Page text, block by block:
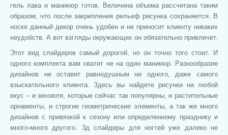
гель лака и маникюр готов. Величина объема рассчитана таким
образом, что после закрепления рельеф рисунка сохраняется. В
носке данный декор очень удобен и не приносит клиенту никаких
неудобств. А вот взгляды окружающих он обязательно привлечет.
Этот вид слайдеров самый дорогой, но он точно того стоит. И
одного комплекта вам хватит не на один маникюр. Разнообразие
дизайнов не оставит равнодушным ни одного, даже самого
взыскательного клиента. Здесь вы найдете рисунки на любой
вкус – и вензеля, которые сейчас так популярны, и растительные
орнаменты, и строгие геометрические элементы, а так же много
дизайнов с привязкой к сезону или определенному празднику и
много-много другого. 3д слайдеры для ногтей уже далеко не